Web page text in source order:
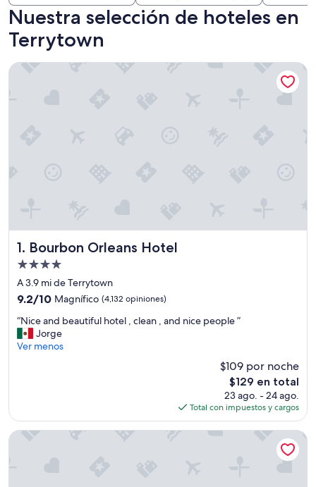
Nuestra selección de hoteles en
Terrytown
1. Bourbon Orleans Hotel
Bourbon Orleans Hotel
Propiedad
de
4.0
estrellas
A 3.9 mi de Terrytown
9.2
10,
Magnífico,
(4,132
9.2/10 Magnífico (4,132 opiniones)
“
N
i
b
e
“Nice and beautiful hotel , clean , and nice people ”
Jorge
Ver menos
$109 por noche
El
precio
actual
es
de
$129 en total
23 ago. - 24 ago.
Total con impuestos y cargos
Bourbon Orleans Hotel
Wyndham New Orleans - French Quarter